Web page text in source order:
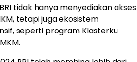
tidak hanya menyediakan akses
tetapi juga ekosistem
seperti program Klasterku